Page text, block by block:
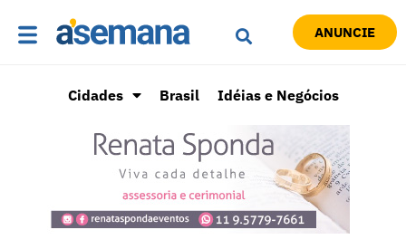
ANUNCIE
Cidades Brasil Idéias e Negócios